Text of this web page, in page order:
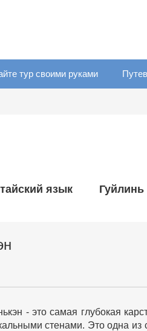
тур своими руками
язык Гуйлинь
- это самая глубокая
стенами. Это одна